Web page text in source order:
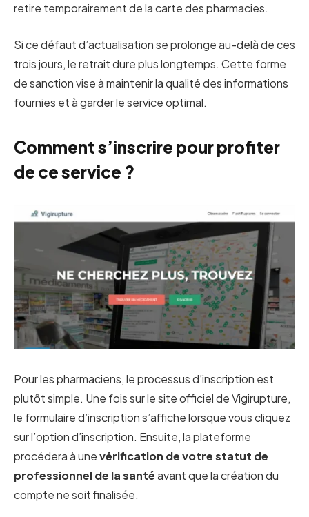
retire temporairement de la carte des pharmacies.
Si ce défaut d’actualisation se prolonge au-delà de ces
trois jours, le retrait dure plus longtemps. Cette forme
de sanction vise à maintenir la qualité des informations
fournies et à garder le service optimal.
Comment s’inscrire pour profiter
de ce service ?
Pour les pharmaciens, le processus d’inscription est
plutôt simple. Une fois sur le site officiel de Vigirupture,
le formulaire d’inscription s’affiche lorsque vous cliquez
sur l’option d’inscription. Ensuite, la plateforme
procédera à unevérification de votre statut de
professionnelde la santéavant que la création du
compte ne soit finalisée.